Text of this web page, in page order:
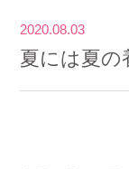
2020.08.03
夏には夏の